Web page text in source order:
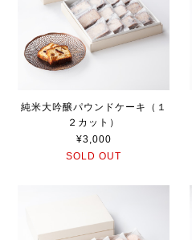
純米大吟醸パウンドケーキ（１
２カット）
¥3,000
SOLD OUT